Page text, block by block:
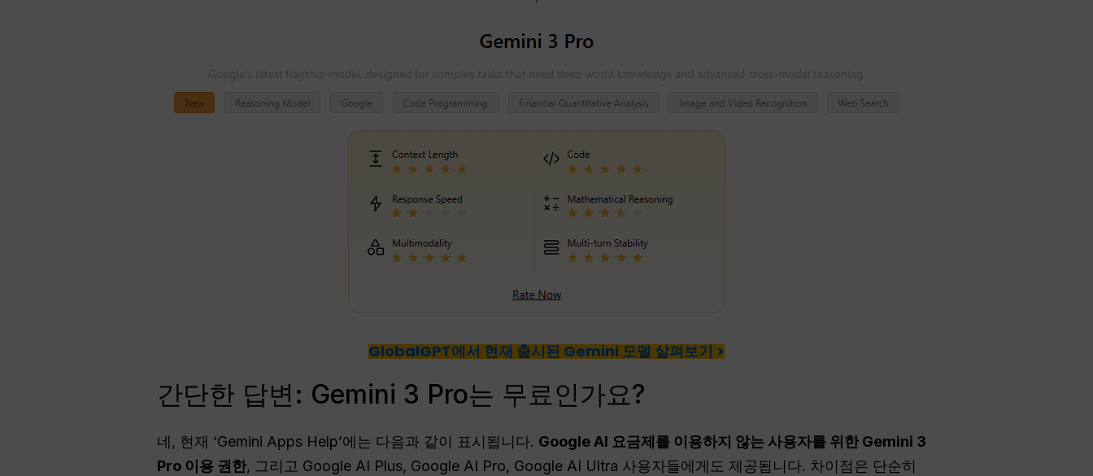
GlobalGPT에서 현재 출시된 Gemini 모델 살펴보기 >
간단한 답변: Gemini 3 Pro는 무료인가요?
네, 현재 ‘Gemini Apps Help’에는 다음과 같이 표시됩니다. Google AI 요금제를 이용하지 않는 사용자를 위한 Gemini 3
Pro 이용 권한, 그리고 Google AI Plus, Google AI Pro, Google AI Ultra 사용자들에게도 제공됩니다. 차이점은 단순히